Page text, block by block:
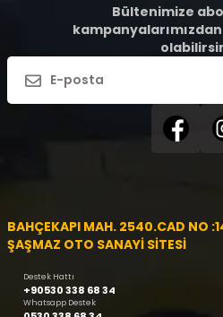
Bültenimize
BAHÇEKAPI MAH. 2540.CAD NO
ŞAŞMAZ OTO SANAYİ SİTESİ
Destek Hattı
+90530 338 68 34
Whatsapp Destek